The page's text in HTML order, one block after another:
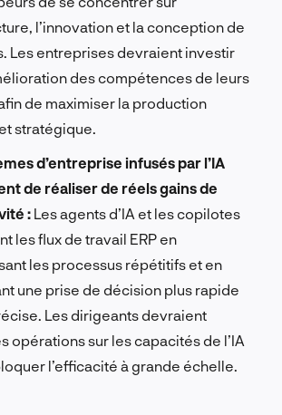
l’innovation et la conception de
Les entreprises devraient investir
des compétences de leurs
de maximiser la production
stratégique.
d’entreprise infusés par l’IA
de réaliser de réels gains de
: Les agents d’IA et les copilotes
les flux de travail ERP en
les processus répétitifs et en
une prise de décision plus rapide
Les dirigeants devraient
opérations sur les capacités de l’IA
l’efficacité à grande échelle.